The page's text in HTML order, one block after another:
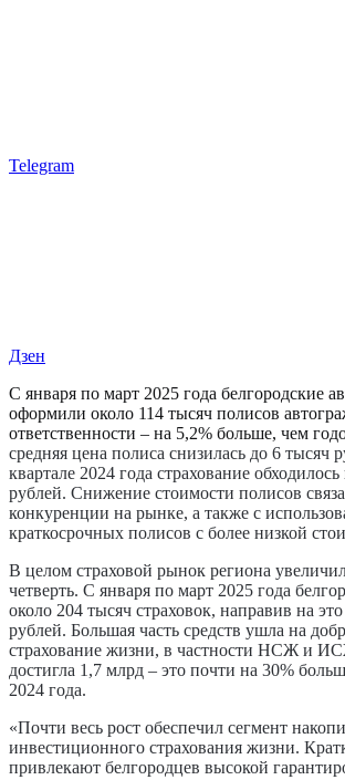
Telegram
Дзен
С января по март 2025 года белгородские
оформили около 114 тысяч полисов
ответственности – на 5,2% больше, чем
средняя цена полиса снизилась до 6 тысяч
квартале 2024 года страхование
рублей. Снижение стоимости полисов
конкуренции на рынке, а также с
краткосрочных полисов с более низкой
В целом страховой рынок региона
четверть. С января по март 2025 года
около 204 тысяч страховок, направив на
рублей. Большая часть средств ушла на
страхование жизни, в частности НСЖ и
достигла 1,7 млрд – это почти на 30%
2024 года.
«Почти весь рост обеспечил сегмент
инвестиционного страхования жизни.
привлекают белгородцев высокой